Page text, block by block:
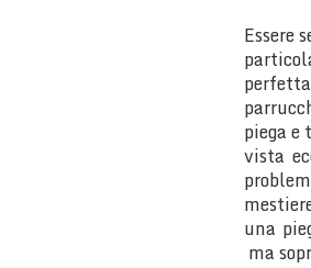
Essere
piega e
vista
una
ma